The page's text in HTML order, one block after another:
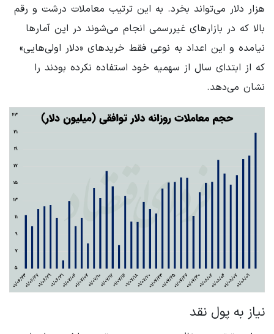
هزار دلار می‌تواند بخرد. به این ترتیب معاملات درشت و رقم
بالا که در بازارهای غیررسمی انجام می‌شوند در این آمارها
نیامده و این اعداد به نوعی فقط خریدهای «دلار اولی‌هایی»
که از ابتدای سال از سهمیه خود استفاده نکرده بودند را
نشان می‌دهد.
نیاز به پول نقد